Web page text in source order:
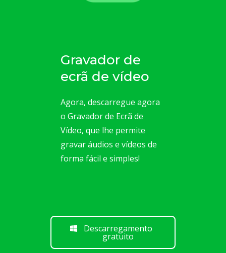
Gravador de
ecrã de vídeo
Agora, descarregue agora
o Gravador de Ecrã de
Vídeo, que lhe permite
gravar áudios e vídeos de
forma fácil e simples!
Descarregamento
gratuito